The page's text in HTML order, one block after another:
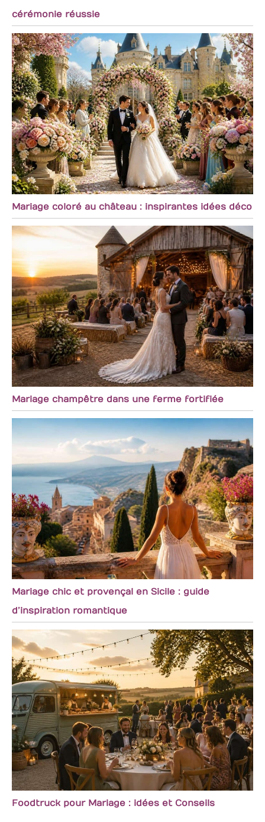
cérémonie réussie
Mariage coloré au château : inspirantes idées déco
Mariage champêtre dans une ferme fortifiée
Mariage chic et provençal en Sicile : guide
d’inspiration romantique
Foodtruck pour Mariage : idées et Conseils